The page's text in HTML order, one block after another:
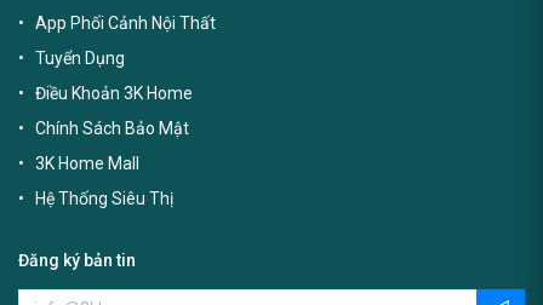
App Phối Cảnh Nội Thất
Tuyển Dụng
Điều Khoản 3K Home
Chính Sách Bảo Mật
3K Home Mall
Hệ Thống Siêu Thị
Đăng ký bản tin